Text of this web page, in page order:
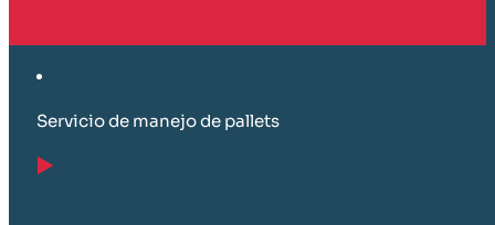
Servicio de manejo de pallets